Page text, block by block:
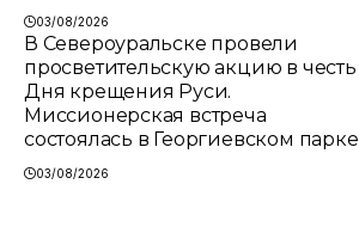
03/08/2026
В Североуральске провели
просветительскую акцию в честь
Дня крещения Руси.
Миссионерская встреча
состоялась в Георгиевском парке
03/08/2026